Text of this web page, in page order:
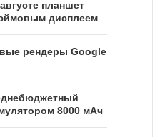
планшет
дисплеем
рендеры Google
8000 мАч